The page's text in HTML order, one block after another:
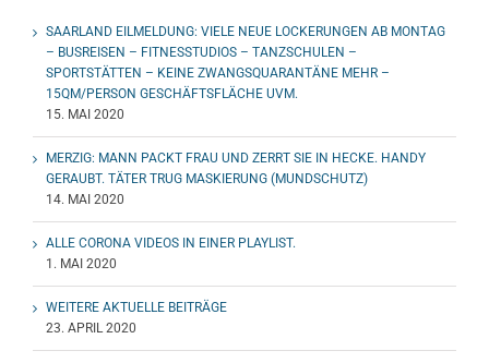
SAARLAND EILMELDUNG: VIELE NEUE LOCKERUNGEN AB MONTAG
– BUSREISEN – FITNESSTUDIOS – TANZSCHULEN –
SPORTSTÄTTEN – KEINE ZWANGSQUARANTÄNE MEHR –
15QM/PERSON GESCHÄFTSFLÄCHE UVM.
15. MAI 2020
MERZIG: MANN PACKT FRAU UND ZERRT SIE IN HECKE. HANDY
GERAUBT. TÄTER TRUG MASKIERUNG (MUNDSCHUTZ)
14. MAI 2020
ALLE CORONA VIDEOS IN EINER PLAYLIST.
1. MAI 2020
WEITERE AKTUELLE BEITRÄGE
23. APRIL 2020